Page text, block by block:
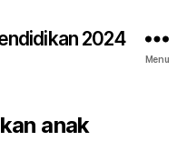
2024
Menu
anak